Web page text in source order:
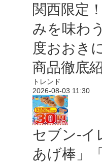
関西限定
みを味わ
度おおき
商品徹底
トレンド
2026-08-03 11:30
セブン‐イ
あげ棒」